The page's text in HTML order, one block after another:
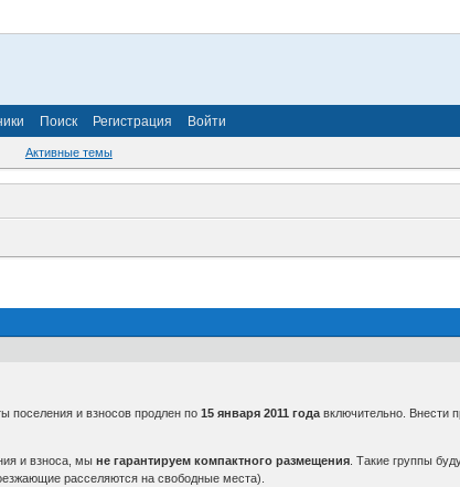
Поиск Регистрация Войти
Активные темы
поселения и взносов продлен по15 января 2011 года включительно. Внести
и взноса, мыне гарантируем компактного размещения . Такие группы
расселяются на свободные места).